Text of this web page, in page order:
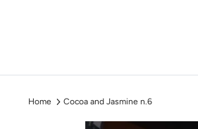
Home Cocoa and Jasmine n.6